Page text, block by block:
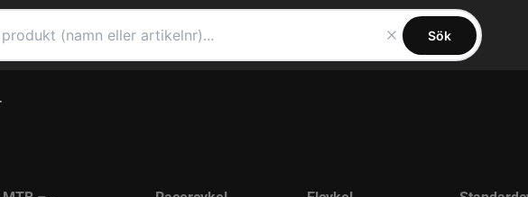
Sök